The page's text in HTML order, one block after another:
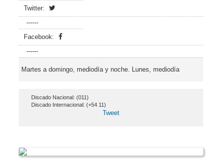
Twitter:
------
Facebook:
------
Martes a domingo, mediodía y noche. Lunes, mediodía
Discado Nacional: (011)
Discado Internacional: (+54 11)
Tweet